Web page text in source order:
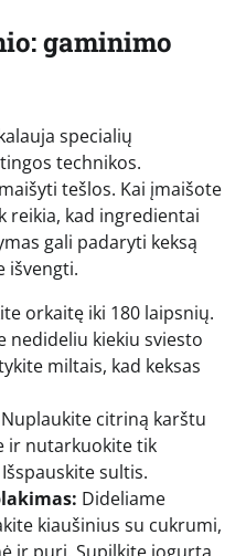
gaminimo
specialių
technikos.
tešlos. Kai įmaišote
reikia, kad ingredientai
gali padaryti keksą
išvengti.
orkaitę iki 180 laipsnių.
nedideliu kiekiu sviesto
miltais, kad keksas
Nuplaukite citriną karštu
ir nutarkuokite tik
sultis.
Dideliame
kiaušinius su cukrumi,